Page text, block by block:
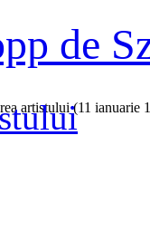
de
artistului (11 ianuarie